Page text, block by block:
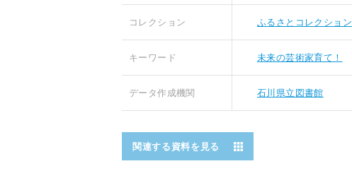
コレクション ふるさとコレクション
キーワード 未来の芸術家育て！
データ作成機関 石川県立図書館
関連する資料を見る